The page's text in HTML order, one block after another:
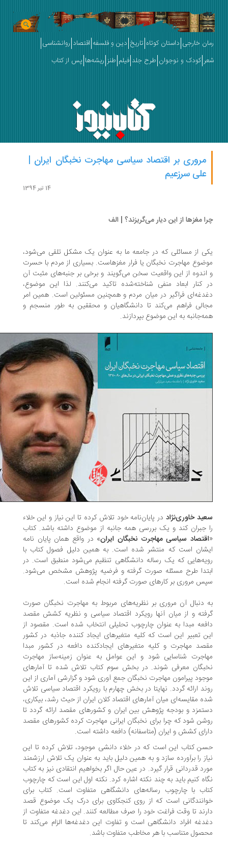
خارجی داستان کوتاه تاریخ دین و فلسفه اقتصاد روانشناسی
کودک و نوجوان طرح جلد فیلم طنز ریشه‌ها پس از کتاب
مروری بر اقتصاد سیاسی مهاجرت نخبگان ایران |
علی سرزعیم
مغزها از این دیار می‌گریزند؟ | الف
از مسائلی که در جامعه ما به عنوان یک مشکل تلقی می‌شود،
مهاجرت نخبگان یا فرار مغزهاست. بسیاری از مردم با حسرت
از این واقعیت سخن می‌گویند و برخی بر جنبه‌های مثبت آن
کنار ابعاد منفی شناخته‌شده تاکید می‌کنند. لذا این موضوع،
فراگیر در میان مردم و همچنین مسئولین است. همین امر
فراهم می‌کند تا دانشگاهیان و محققین به طور منسجم و
به این موضوع بپردازند.
خاوری‌نژاددر پایان‌نامه خود تلاش کرده تا این نیاز و این خلاء
جبران کند و یک بررسی همه جانبه از موضوع داشته باشد. کتاب
سیاسی مهاجرت نخبگان ایران» در واقع همان پایان نامه
است که منتشر شده است. به همین دلیل فصول کتاب با
که یک رساله دانشگاهی تنظیم می‌شود منطبق است. در
طرح مسئله صورت گرفته و فرضیه پژوهش مشخص می‌شود.
مروری بر کارهای صورت گرفته انجام شده است.
دنبال آن مروری بر نظریه‌های مربوط به مهاجرت نخبگان صورت
و از میان آنها رویکرد اقتصاد سیاسی و نظریه کشش مقصد
مبدا به عنوان چارچوب تحلیلی انتخاب شده است. مقصود از
تعبیر این است که کلیه متغیرهای ایجاد کننده جاذبه در کشور
مهاجرت و کلیه متغیرهای ایجادکنده دافعه در کشور مبدا
شناسایی شود و این عوامل به عنوان زمینه‌ساز مهاجرت
معرفی شوند. در بخش سوم کتاب تلاش شده تا آمارهای
پیرامون مهاجرت نخبگان جمع آوری شود و گزارشی آماری از این
ارائه گردد. نهایتا در بخش چهارم با رویکرد اقتصاد سیاسی تلاش
مقایسه‌ای میان آمارهای اقتصاد کلان ایران از حیث رشد، بیکاری،
و بودجه پژوهش بین ایران و کشورهای مقصد ارائه گردد تا
شود که چرا برای نخبگان ایرانی مهاجرت کرده کشورهای مقصد
کشش و ایران (متاسفانه) دافعه داشته است.
کتاب این است که در خلاء دانشی موجود، تلاش کرده تا این
را برآورده سازد و به همین دلیل باید به عنوان یک تلاش ارزشمند
قدردانی قرار گیرد. در عین حال اگر بخواهیم انتقادی نیز به کتاب
کنیم باید به چند نکته اشاره کرد. نکته اول این است که چارچوب
با چارچوب رساله‌های دانشگاهی متفاوت است. کتاب برای
است که از روی کنجکاوی برای درک یک موضوع قصد
تا وقت فراغت خود را صرف مطالعه کنند. این دغدغه متفاوت از
افراد دانشگاهی است و تفاوت این دغدغه‌ها الزام می‌کند تا
متناسب با هر مخاطب متفاوت باشد.